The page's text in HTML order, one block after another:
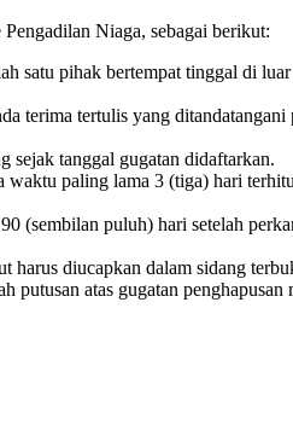
Niaga, sebagai berikut:
satu pihak bertempat tinggal di
terima tertulis yang ditandatangani
sejak tanggal gugatan didaftarkan.
paling lama 3 (tiga) hari
(sembilan puluh) hari setelah
harus diucapkan dalam sidang
putusan atas gugatan penghapusan